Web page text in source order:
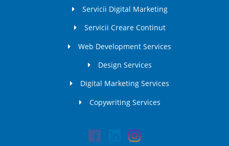
Servicii Digital Marketing
Servicii Creare Continut
Web Development Services
Design Services
Digital Marketing Services
Copywriting Services